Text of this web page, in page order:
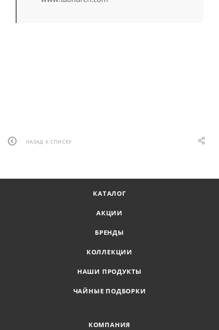
НАЗАД К СПИСКУ
КАТАЛОГ
АКЦИИ
БРЕНДЫ
КОЛЛЕКЦИИ
НАШИ ПРОДУКТЫ
ЧАЙНЫЕ ПОДБОРКИ
КОМПАНИЯ